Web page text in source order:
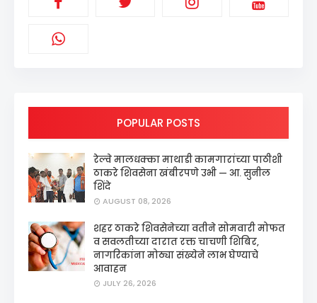
POPULAR POSTS
रेल्वे मालधक्का माथाडी कामगारांच्या पाठीशी
ठाकरे शिवसेना खंबीरपणे उभी — आ. सुनील
शिंदे
AUGUST 08, 2026
शहर ठाकरे शिवसेनेच्या वतीने सोमवारी मोफत
व सवलतीच्या दारात रक्त चाचणी शिबिर,
नागरिकांना मोठ्या संख्येने लाभ घेण्याचे
आवाहन
JULY 26, 2026